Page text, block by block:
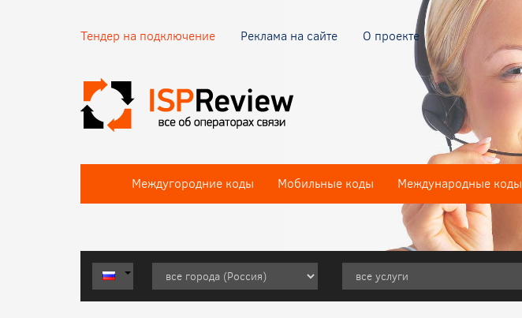
Тендер на подключение Реклама на сайте О проекте
Междугородние коды Мобильные коды Международные коды